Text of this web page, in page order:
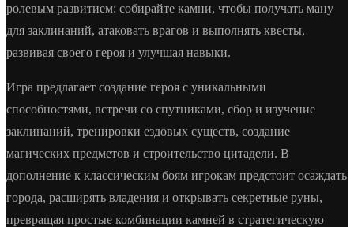
ролевым развитием: собирайте камни, чтобы получать ману
для заклинаний, атаковать врагов и выполнять квесты,
развивая своего героя и улучшая навыки.
Игра предлагает создание героя с уникальными
способностями, встречи со спутниками, сбор и изучение
заклинаний, тренировки ездовых существ, создание
магических предметов и строительство цитадели. В
дополнение к классическим боям игрокам предстоит осаждать
города, расширять владения и открывать секретные руны,
превращая простые комбинации камней в стратегическую